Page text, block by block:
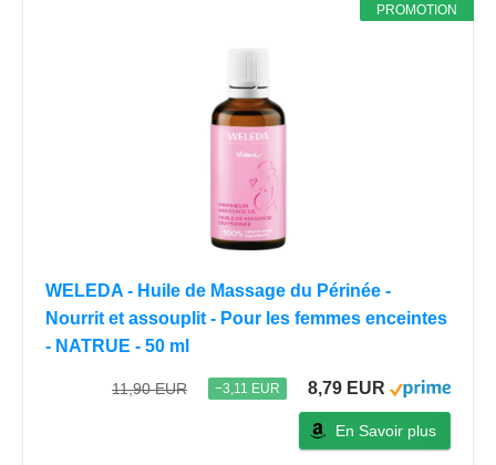
PROMOTION
WELEDA - Huile de Massage du Périnée -
Nourrit et assouplit - Pour les femmes enceintes
- NATRUE - 50 ml
11,90 EUR −3,11 EUR 8,79 EUR
En Savoir plus